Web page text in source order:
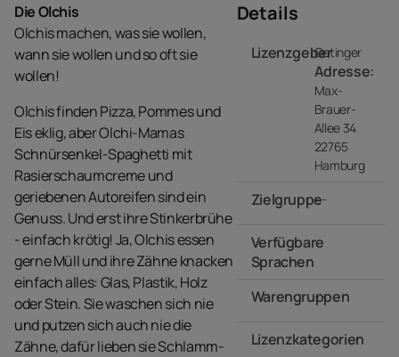
Die Olchis
Olchis machen, was sie wollen,
wann sie wollen und so oft sie
wollen!
Olchis finden Pizza, Pommes und
Eis eklig, aber Olchi-Mamas
Schnürsenkel-Spaghetti mit
Rasierschaumcreme und
geriebenen Autoreifen sind ein
Genuss. Und erst ihre Stinkerbrühe
- einfach krötig! Ja, Olchis essen
gerne Müll und ihre Zähne knacken
einfach alles: Glas, Plastik, Holz
oder Stein. Sie waschen sich nie
und putzen sich auch nie die
Zähne, dafür lieben sie Schlamm-
Details
LizenzgeberOetinger
Adresse:
Max-
Brauer-
Allee 34
22765
Hamburg
Zielgruppe- -
Verfügbare
Sprachen
Warengruppen
- -
Lizenzkategorien